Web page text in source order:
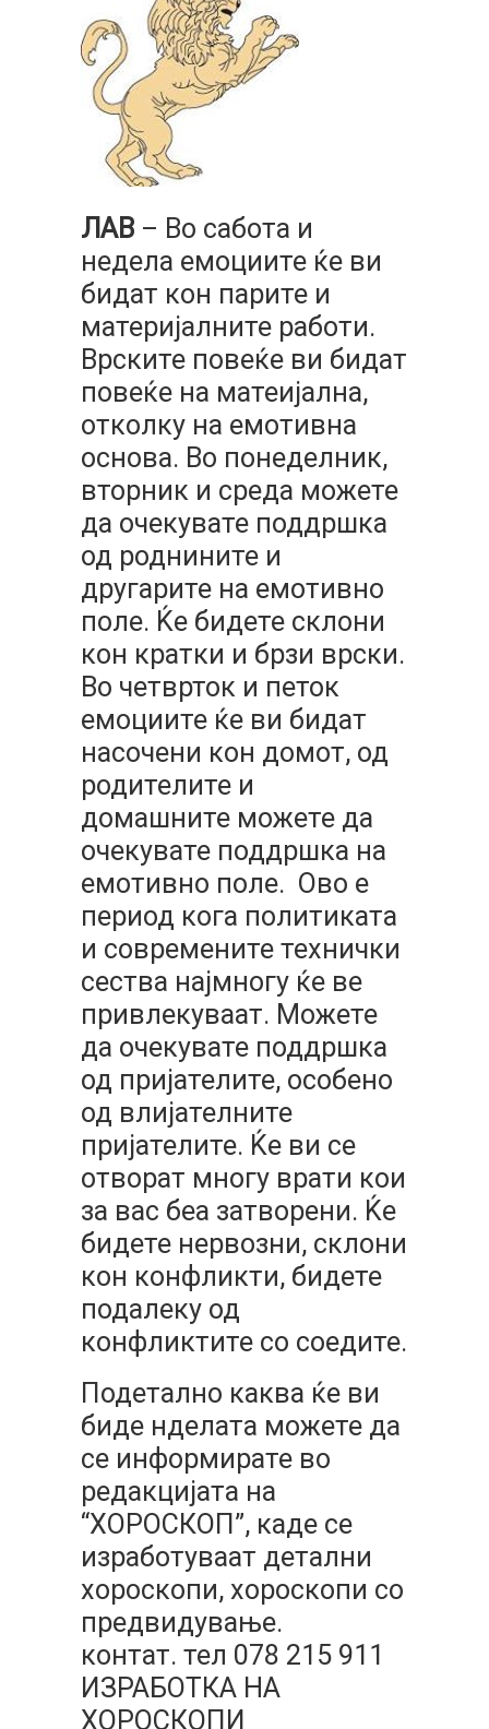
ЛАВ – Во сабота и
недела емоциите ќе ви
бидат кон парите и
материјалните работи.
Врските повеќе ви бидат
повеќе на матеијална,
отколку на емотивна
основа. Во понеделник,
вторник и среда можете
да очекувате поддршка
од роднините и
другарите на емотивно
поле. Ќе бидете склони
кон кратки и брзи врски.
Во четврток и петок
емоциите ќе ви бидат
насочени кон домот, од
родителите и
домашните можете да
очекувате поддршка на
емотивно поле. Ово е
период кога политиката
и современите технички
сества најмногу ќе ве
привлекуваат. Можете
да очекувате поддршка
од пријателите, особено
од влијателните
пријателите. Ќе ви се
отворат многу врати кои
за вас беа затворени. Ќе
бидете нервозни, склони
кон конфликти, бидете
подалеку од
конфликтите со соедите.
Подетално каква ќе ви
биде нделата можете да
се информирате во
редакцијата на
“ХОРОСКОП”, каде се
изработуваат детални
хороскопи, хороскопи со
предвидување.
контат. тел 078 215 911
ИЗРАБОТКА НА
ХОРОСКОПИ